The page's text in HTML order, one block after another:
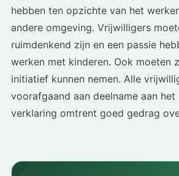
hebben ten opzichte van het
andere omgeving. Vrijwilligers
ruimdenkend zijn en een passie
werken met kinderen. Ook moeten
initiatief kunnen nemen. Alle
voorafgaand aan deelname aan het
verklaring omtrent goed gedrag